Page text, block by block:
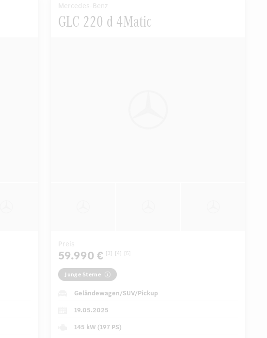
Mercedes-Benz
GLC 220 d 4Matic
Preis
59.990 € [3] [4] [5]
Junge Sterne
Geländewagen/SUV/Pickup
19.05.2025
145 kW (197 PS)